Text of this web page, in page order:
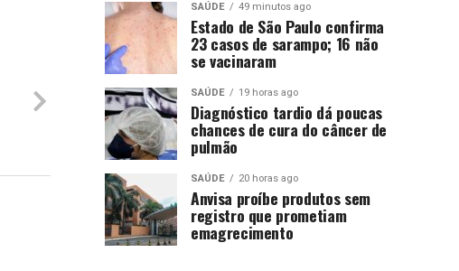
SAÚDE 49 minutos ago
Estado de São Paulo confirma
23 casos de sarampo; 16 não
se vacinaram
SAÚDE 19 horas ago
Diagnóstico tardio dá poucas
chances de cura do câncer de
pulmão
SAÚDE 20 horas ago
Anvisa proíbe produtos sem
registro que prometiam
emagrecimento